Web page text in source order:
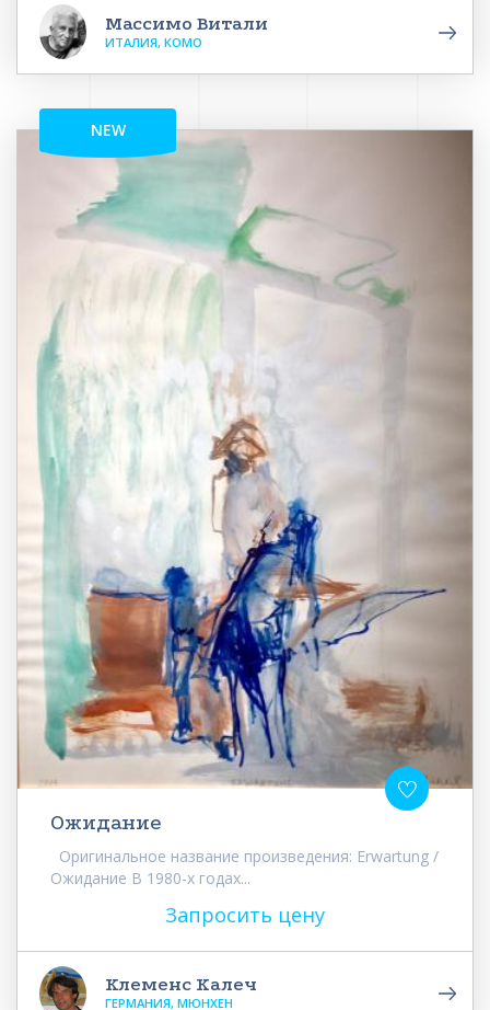
Массимо Витали
ИТАЛИЯ, КОМО
NEW
Ожидание
Оригинальное название произведения: Erwartung /
Ожидание В 1980-х годах...
Запросить цену
Клеменс Калеч
ГЕРМАНИЯ, МЮНХЕН